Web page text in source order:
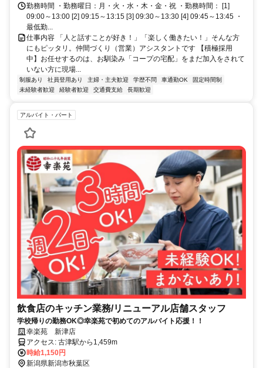
勤務時間 ・勤務曜日：月・火・水・木・金・祝 ・勤務時間： [1]
09:00～13:00 [2] 09:15～13:15 [3] 09:30～13:30 [4] 09:45～13:45 ・
最低勤...
仕事内容 「人と話すことが好き！」「楽しく働きたい！」そんな方
にもピッタリ。仲間づくり（営業）アシスタントです 【積極採用
中】お任せするのは、お馴染み「コープの宅配」をまだ加入をされて
いない方に現場...
制服あり 社員登用あり 主婦・主夫歓迎 学歴不問 車通勤OK
固定時間制
未経験者歓迎
経験者歓迎 交通費支給 長期歓迎
アルバイト・パート
飲食店のキッチン業務/リニューアル店舗スタッフ
学校帰りの勤務OK◎幸楽苑で初めてのアルバイト応援！！
幸楽苑 新津店
アクセス: 古津駅から1,459m
時給1,150円
新潟県新潟市秋葉区